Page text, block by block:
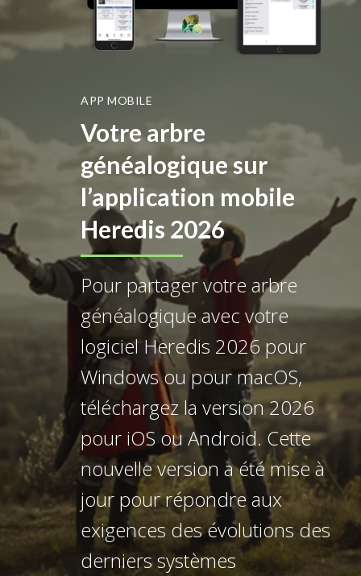
APP MOBILE
Votre arbre
généalogique sur
l’application mobile
Heredis 2026
Pour partager votre arbre
généalogique avec votre
logiciel Heredis 2026 pour
Windows ou pour macOS,
téléchargez la version 2026
pour iOS ou Android. Cette
nouvelle version a été mise à
jour pour répondre aux
exigences des évolutions des
derniers systèmes